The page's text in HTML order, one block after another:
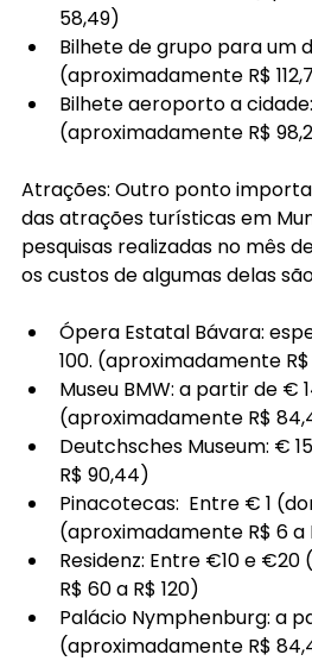
58,49)
Bilhete de grupo para um
(aproximadamente R$
Bilhete aeroporto a
(aproximadamente R$
Atrações: Outro ponto
das atrações turísticas em
pesquisas realizadas no mês
os custos de algumas delas
Ópera Estatal Bávara:
100. (aproximadamente
Museu BMW: a partir de €
(aproximadamente R$
Deutchsches Museum: €
R$ 90,44)
Pinacotecas:  Entre € 1
(aproximadamente R$ 6 a
Residenz: Entre €10 e
R$ 60 a R$ 120)
Palácio Nymphenburg: a
(aproximadamente R$